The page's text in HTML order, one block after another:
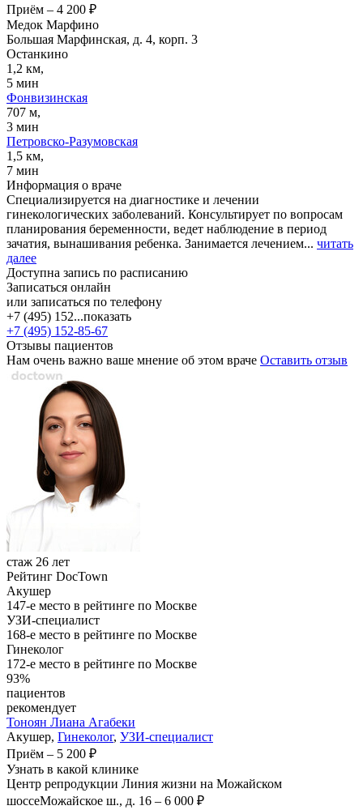
Приём – 4 200 ₽
Медок Марфино
Большая Марфинская, д. 4, корп. 3
Останкино
1,2 км,
5 мин
Фонвизинская
707 м,
3 мин
Петровско-Разумовская
1,5 км,
7 мин
Информация о враче
Специализируется на диагностике и лечении
гинекологических заболеваний. Консультирует по вопросам
планирования беременности, ведет наблюдение в период
зачатия, вынашивания ребенка. Занимается лечением... читать
далее
Доступна запись по расписанию
Записаться онлайн
или записаться по телефону
+7 (495) 152...показать
+7 (495) 152-85-67
Отзывы пациентов
Нам очень важно ваше мнение об этом враче Оставить отзыв
стаж 26 лет
Рейтинг DocTown
Акушер
147-е место в рейтинге по Москве
УЗИ-специалист
168-е место в рейтинге по Москве
Гинеколог
172-е место в рейтинге по Москве
93%
пациентов
рекомендует
Тоноян Лиана Агабеки
Акушер, Гинеколог, УЗИ-специалист
Приём – 5 200 ₽
Узнать в какой клинике
Центр репродукции Линия жизни на Можайском
шоссеМожайское ш., д. 16 – 6 000 ₽